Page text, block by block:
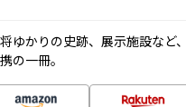
ゆかりの史跡、展示施設など
の一冊。